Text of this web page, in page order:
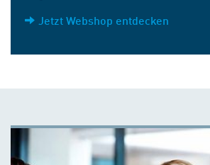
Jetzt Webshop entdecken